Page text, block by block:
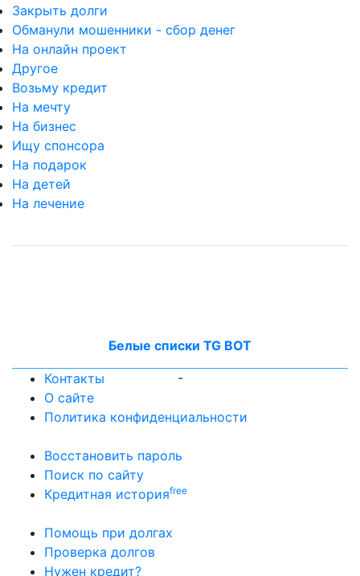
Закрыть долги
Обманули мошенники - сбор денег
На онлайн проект
Другое
Возьму кредит
На мечту
На бизнес
Ищу спонсора
На подарок
На детей
На лечение
Белые списки TG BOT
-
Контакты
О сайте
Политика конфиденциальности
Восстановить пароль
Поиск по сайту
Кредитная историяfree
Помощь при долгах
Проверка долгов
Нужен кредит?